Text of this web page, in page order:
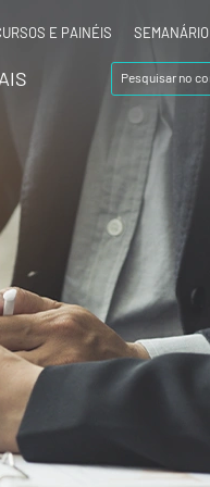
E PAINÉIS SEMANÁRIO